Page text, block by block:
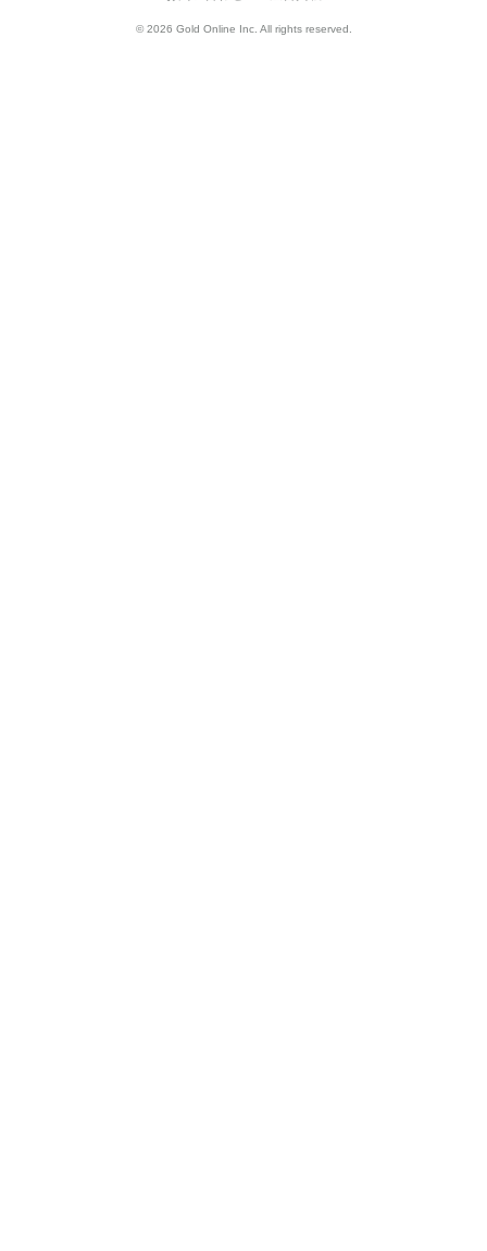
© 2026 Gold Online Inc. All rights reserved.